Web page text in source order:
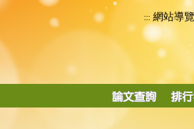
::: 網站導覽